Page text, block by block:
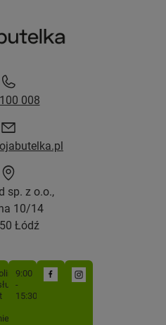
008
sp. z o.o.,
10/14
Łódź
9:00
-
15:30